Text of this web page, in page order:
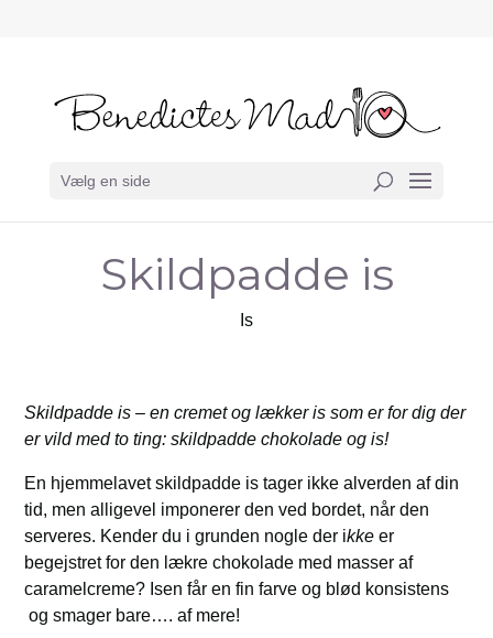
Vælg en side
Skildpadde is
Is
Skildpadde is – en cremet og lækker is som er for dig der
er vild med to ting: skildpadde chokolade og is!
En hjemmelavet skildpadde is tager ikke alverden af din
tid, men alligevel imponerer den ved bordet, når den
serveres. Kender du i grunden nogle der ikke er
begejstret for den lækre chokolade med masser af
caramelcreme? Isen får en fin farve og blød konsistens
og smager bare…. af mere!